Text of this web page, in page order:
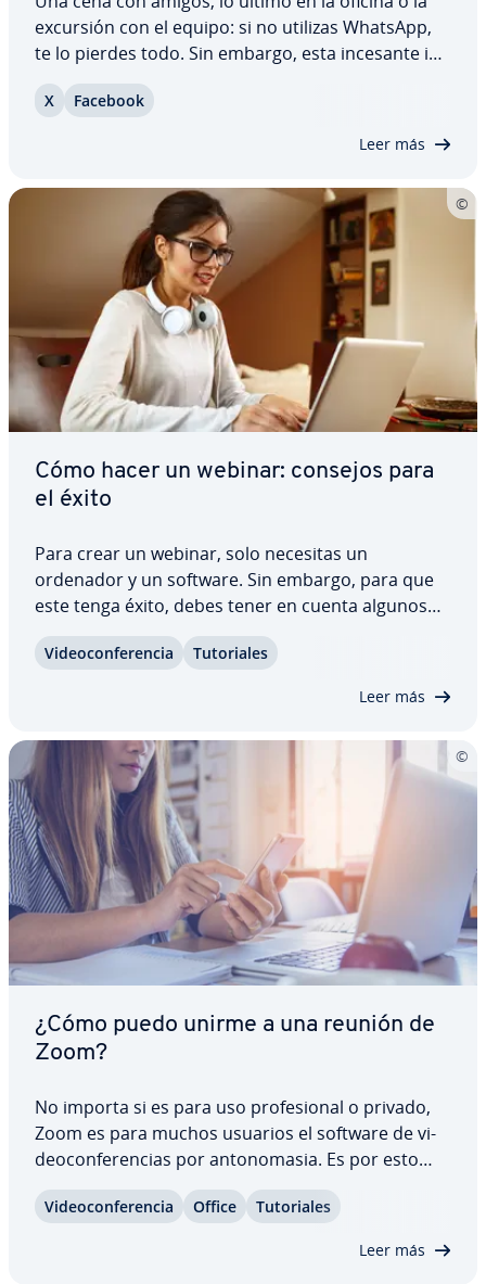
excursión con el equipo: si no utilizas WhatsApp,
te lo pierdes todo. Sin embargo, esta incesante in­
tes. En pa­r­ti­cu­lar, desde que WhatsApp comparte
X Facebook
Leer más
Cómo hacer un webinar: consejos para
el éxito
Para crear un webinar, solo necesitas un
ordenador y un software. Sin embargo, para que
este tenga éxito, debes tener en cuenta algunos
n­tes para preparar, es­tru­c­tu­rar y pro­mo­cio­nar tu
Vi­deo­co­n­fe­re­n­cia Tu­to­ria­les
Leer más
¿Cómo puedo unirme a una reunión de
Zoom?
No importa si es para uso pro­fe­sio­nal o privado,
Zoom es para muchos usuarios el software de vi­
deo­co­n­fe­re­n­cias por an­to­no­ma­sia. Es por esto
por lo que cada vez será más probable que te
llegue una in­vi­ta­ción a un encuentro en esta apli­
Vi­deo­co­n­fe­re­n­cia Office Tu­to­ria­les
Leer más